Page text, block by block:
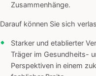
Zusammenhänge.
Darauf können Sie sich
Starker und etablierter
Träger im Gesundheits-
Perspektiven in einem